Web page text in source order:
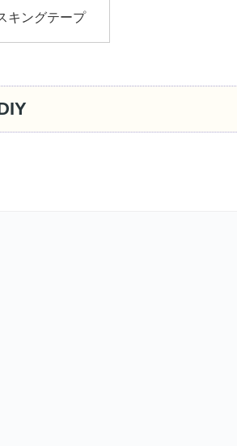
キングテープ